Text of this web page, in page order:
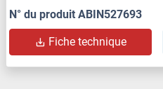
N° du produit ABIN527693
Fiche technique